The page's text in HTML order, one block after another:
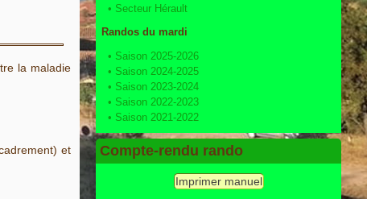
la maladie
et
• Secteur Hérault
Randos du mardi
• Saison 2025-2026
• Saison 2024-2025
• Saison 2023-2024
• Saison 2022-2023
• Saison 2021-2022
Compte-rendu rando
Imprimer manuel